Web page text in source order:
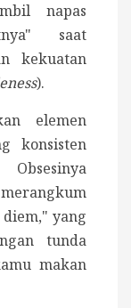
napas
saat
kekuatan
).
elemen
konsisten
yang
tunda
makan